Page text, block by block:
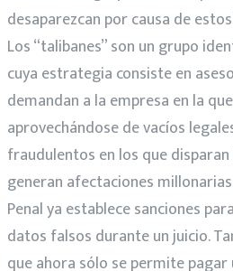
desaparezcan por causa de
Los “talibanes” son un grupo
cuya estrategia consiste en
demandan a la empresa en la
aprovechándose de vacíos
fraudulentos en los que
generan afectaciones
Penal ya establece sanciones
datos falsos durante un juicio.
que ahora sólo se permite pagar